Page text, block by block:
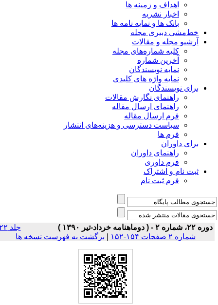
اهداف و زمینه ها
اخبار نشریه
بانک ها و نمایه نامه ها
خط‌مشی دبیری مجله
آرشیو مجله و مقالات
کلیه شماره‌های مجله
آخرین شماره
نمایه نویسندگان
نمایه واژه های کلیدی
برای نویسندگان
راهنمای نگارش مقالات
راهنمای ارسال مقاله
فرم ارسال مقاله
سیاست دسترسی و هزینه‌های انتشار
فرم ها
برای داوران
راهنمای داوران
فرم داوری
ثبت نام و اشتراک
فرم ثبت نام
دوره ۲۲، شماره ۲ - ( دوماهنامه خرداد-تیر ۱۳۹۰ )
جلد ۲۲
شماره ۲ صفحات ۱۵۴-۱۵۲
| برگشت به فهرست نسخه ها